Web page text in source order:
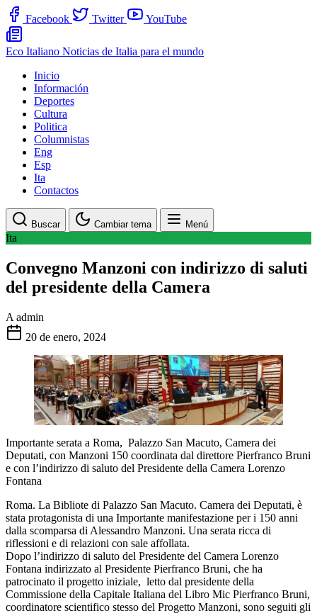
Facebook Twitter YouTube
Eco Italiano Noticias de Italia para el mundo
Inicio
Información
Deportes
Cultura
Politica
Columnistas
Eng
Esp
Ita
Contactos
Buscar Cambiar tema Menú
Ita
Convegno Manzoni con indirizzo di saluti
del presidente della Camera
A admin
20 de enero, 2024
Importante serata a Roma, Palazzo San Macuto, Camera dei
Deputati, con Manzoni 150 coordinata dal direttore Pierfranco Bruni
e con l’indirizzo di saluto del Presidente della Camera Lorenzo
Fontana
Roma. La Bibliote di Palazzo San Macuto. Camera dei Deputati, è
stata protagonista di una Importante manifestazione per i 150 anni
dalla scomparsa di Alessandro Manzoni. Una serata ricca di
riflessioni e di relazioni con sale affollata.
Dopo l’indirizzo di saluto del Presidente del Camera Lorenzo
Fontana indirizzato al Presidente Pierfranco Bruni, che ha
patrocinato il progetto iniziale, letto dal presidente della
Commissione della Capitale Italiana del Libro Mic Pierfranco Bruni,
coordinatore scientifico stesso del Progetto Manzoni, sono seguiti gli